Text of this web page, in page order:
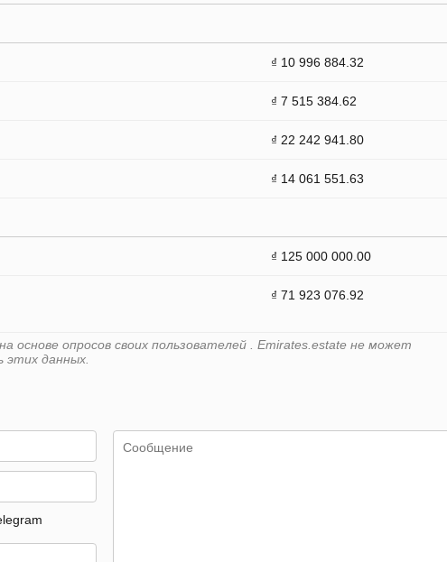
₫ 10 996 884.32
₫ 7 515 384.62
₫ 22 242 941.80
₫ 14 061 551.63
₫ 125 000 000.00
₫ 71 923 076.92
основе опросов своих пользователей . Emirates.estate не может
этих данных.